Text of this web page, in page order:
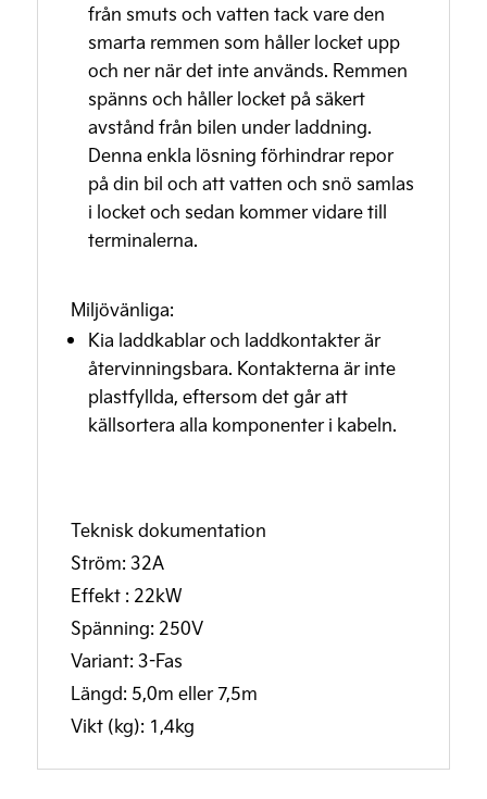
från smuts och vatten tack vare den
smarta remmen som håller locket upp
och ner när det inte används. Remmen
spänns och håller locket på säkert
avstånd från bilen under laddning.
Denna enkla lösning förhindrar repor
på din bil och att vatten och snö samlas
i locket och sedan kommer vidare till
terminalerna.
Miljövänliga:
Kia laddkablar och laddkontakter är
återvinningsbara. Kontakterna är inte
plastfyllda, eftersom det går att
källsortera alla komponenter i kabeln.
Teknisk dokumentation
Ström: 32A
Effekt : 22kW
Spänning: 250V
Variant: 3-Fas
Längd: 5,0m eller 7,5m
Vikt (kg): 1,4kg